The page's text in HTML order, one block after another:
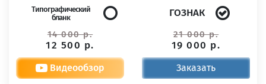
Типографический
бланк
14 000 р.
12 500 р.
ГОЗНАК
21 000 р.
19 000 р.
Видеообзор Заказать